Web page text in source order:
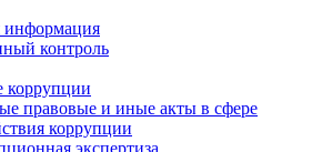
информация
контроль
коррупции
правовые и иные акты в сфере
коррупции